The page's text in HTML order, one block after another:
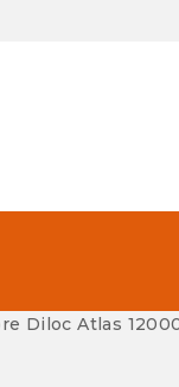
Diloc Atlas